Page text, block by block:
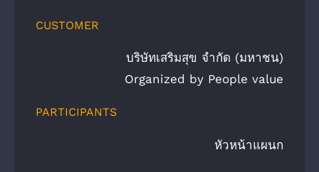
CUSTOMER
บริษัทเสริมสุข จำกัด (มหาชน)
Organized by People value
PARTICIPANTS
หัวหน้าแผนก